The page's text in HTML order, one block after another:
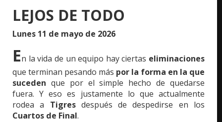
LEJOS DE TODO
Lunes 11 de mayo de 2026
En la vida de un equipo hay ciertas eliminaciones
que terminan pesando más por la forma en la que
suceden que por el simple hecho de quedarse
fuera. Y eso es justamente lo que actualmente
rodea a Tigresdespués de despedirse en los
Cuartos de Final.